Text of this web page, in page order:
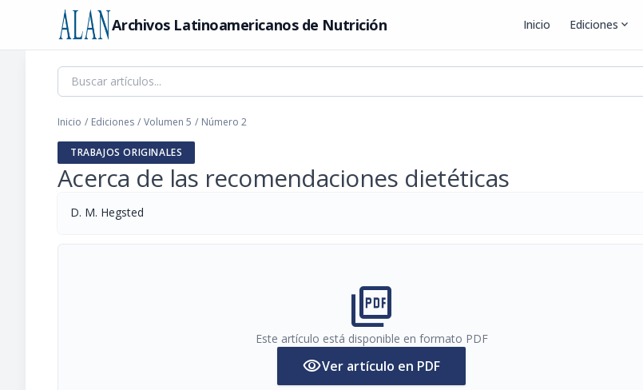
Archivos Latinoamericanos de Nutrición Inicio Ediciones expand_more
Inicio / Ediciones / Volumen 5 / Número 2
TRABAJOS ORIGINALES
Acerca de las recomendaciones dietéticas
D. M. Hegsted
picture_as_pdf
Este artículo está disponible en formato PDF
visibilityVer artículo en PDF